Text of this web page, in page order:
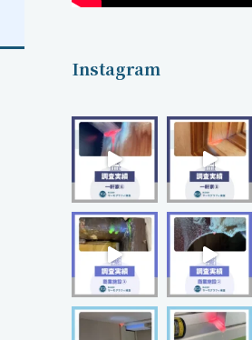
Instagram